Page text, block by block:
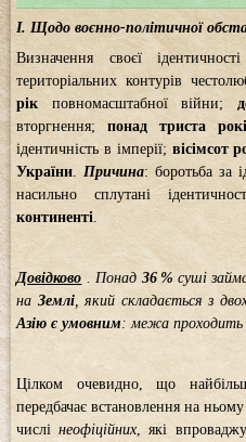
І. Щодо воєнно-політичної
Визначення своєї
територіальних контурів
рік повномасштабної війни;
вторгнення;понад триста
ідентичність в імперії;вісімсот
України
Причина: боротьба за
насильно сплутані
континенті
Довідково . Понад 36 % суші
на Землі, який складається з
Азію є умовним : межа проходить
Цілком очевидно, що
передбачає встановлення на
числінеофіційних , які